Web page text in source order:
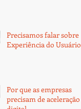
Precisamos falar sobre
Experiência do Usuário
Por que as empresas
precisam de aceleração